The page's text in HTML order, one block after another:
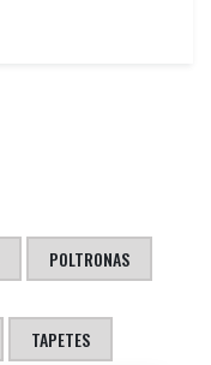
POLTRONAS
TAPETES